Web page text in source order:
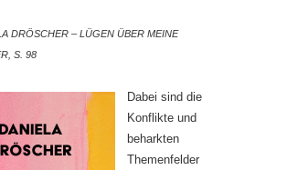
DRÖSCHER – LÜGEN ÜBER MEINE
S. 98
Dabei sind die
Konflikte und
beharkten
Themenfelder